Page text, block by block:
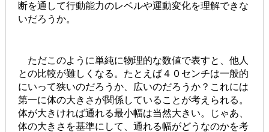
断を通して行動能力のレベルや運動変化を理解できな
いだろうか。
ただこのように単純に物理的な数値で表すと、他人
との比較が難しくなる。たとえば４０センチは一般的
にいって狭いのだろうか、広いのだろうか？これには
第一に体の大きさが関係していることが考えられる。
体が大きければ通れる最小幅は当然大きい。じゃあ、
体の大きさを基準にして、通れる幅がどうなのかを考